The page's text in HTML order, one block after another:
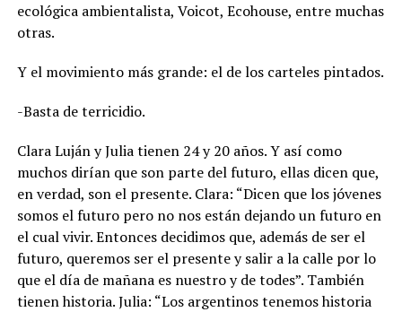
ecológica ambientalista, Voicot, Ecohouse, entre muchas
otras.
Y el movimiento más grande: el de los carteles pintados.
-Basta de terricidio.
Clara Luján y Julia tienen 24 y 20 años. Y así como
muchos dirían que son parte del futuro, ellas dicen que,
en verdad, son el presente. Clara: “Dicen que los jóvenes
somos el futuro pero no nos están dejando un futuro en
el cual vivir. Entonces decidimos que, además de ser el
futuro, queremos ser el presente y salir a la calle por lo
que el día de mañana es nuestro y de todes”. También
tienen historia. Julia: “Los argentinos tenemos historia